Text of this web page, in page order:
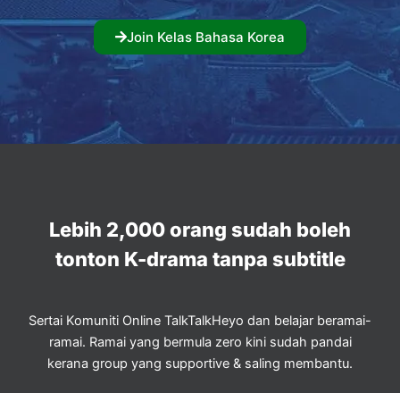
Join Kelas Bahasa Korea
Lebih 2,000 orang sudah boleh
tonton K-drama tanpa subtitle
Sertai Komuniti Online TalkTalkHeyo dan belajar beramai-
ramai. Ramai yang bermula zero kini sudah pandai
kerana group yang supportive & saling membantu.